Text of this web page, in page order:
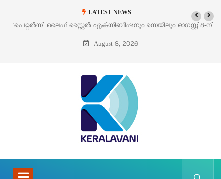
LATEST NEWS
‘പെറ്റൽസ്’ ലൈഫ് സ്റ്റൈൽ എക്സിബിഷനും സെയിലും ഓഗസ്റ്റ് 8-ന്
പെരുമാനൂരിൽ
August 8, 2026